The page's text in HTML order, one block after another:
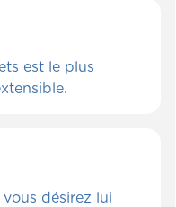
est le plus
vous désirez lui